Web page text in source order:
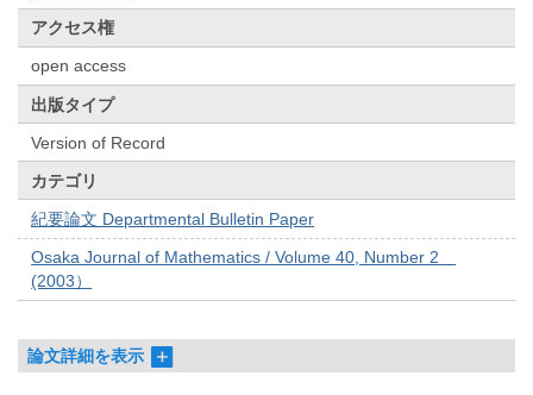
アクセス権
open access
出版タイプ
Version of Record
カテゴリ
紀要論文 Departmental Bulletin Paper
Osaka Journal of Mathematics / Volume 40, Number 2
(2003）
論文詳細を表示